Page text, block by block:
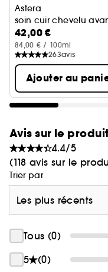
Astera
soin cuir chevelu
42,00 €
84,00 € / 100ml
263avis
Ajouter au
Avis sur le
4.4/5
(118 avis sur le
Trier par
Les plus récents
Tous (0)
5
(0)